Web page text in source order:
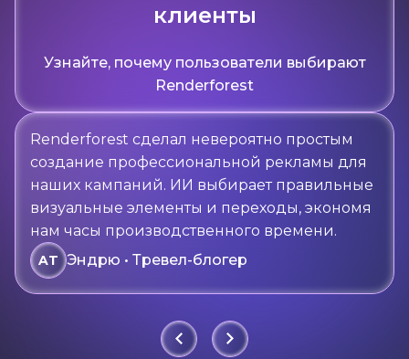
клиенты
Узнайте, почему пользователи выбирают
Renderforest
Renderforest сделал невероятно простым
создание профессиональной рекламы для
наших кампаний. ИИ выбирает правильные
визуальные элементы и переходы, экономя
нам часы производственного времени.
AT Эндрю • Тревел-блогер